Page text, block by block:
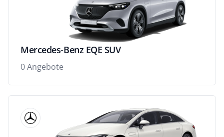
Mercedes-Benz EQE SUV
0 Angebote